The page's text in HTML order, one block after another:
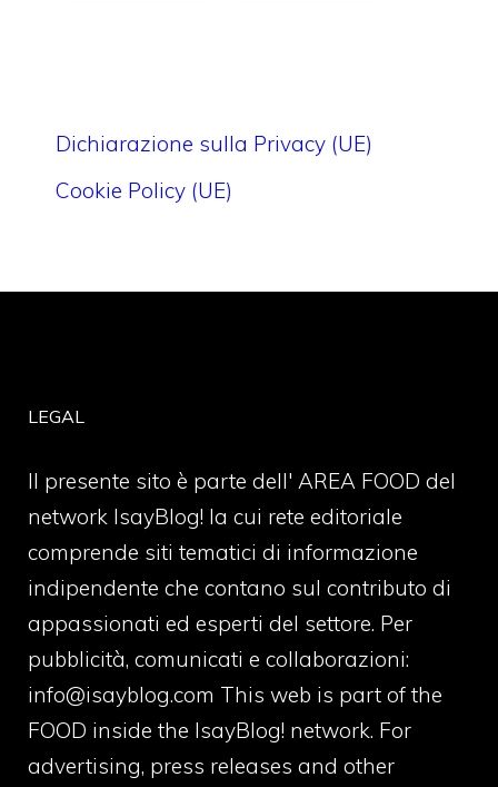
Dichiarazione sulla Privacy (UE)
Cookie Policy (UE)
LEGAL
Il presente sito è parte dell' AREA FOOD del
network IsayBlog! la cui rete editoriale
comprende siti tematici di informazione
indipendente che contano sul contributo di
appassionati ed esperti del settore. Per
pubblicità, comunicati e collaborazioni:
info@isayblog.com This web is part of the
FOOD inside the IsayBlog! network. For
advertising, press releases and other